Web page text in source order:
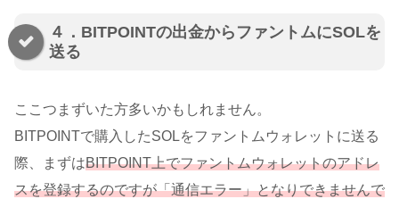
４．BITPOINTの出金からファントムにSOLを
送る
ここつまずいた方多いかもしれません。
BITPOINTで購入したSOLをファントムウォレットに送る
際、まずはBITPOINT上でファントムウォレットのアドレ
スを登録するのですが「通信エラー」となりできませんで